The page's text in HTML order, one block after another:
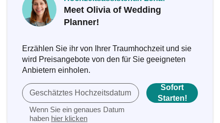
Meet Olivia of Wedding
Planner!
Erzählen Sie ihr von Ihrer Traumhochzeit und sie
wird Preisangebote von den für Sie geeigneten
Anbietern einholen.
Geschätztes Hochzeitsdatum
Wenn Sie ein genaues Datum
haben hier klicken
Sofort
Starten!